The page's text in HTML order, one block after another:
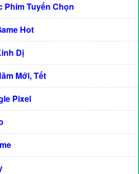
Phim Tuyển Chọn
Hot
Dị
Mới, Tết
Pixel